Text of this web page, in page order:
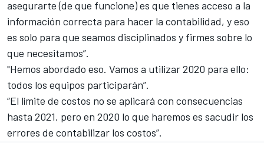
asegurarte (de que funcione) es que tienes acceso a la
información correcta para hacer la contabilidad, y eso
es solo para que seamos disciplinados y firmes sobre lo
que necesitamos”.
"Hemos abordado eso. Vamos a utilizar 2020 para ello:
todos los equipos participarán”.
“El límite de costos no se aplicará con consecuencias
hasta 2021, pero en 2020 lo que haremos es sacudir los
errores de contabilizar los costos”.